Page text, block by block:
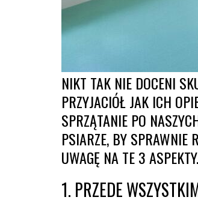
NIKT TAK NIE DOCENI
PRZYJACIÓŁ JAK ICH
SPRZĄTANIE PO
PSIARZE, BY SPRAWNIE
UWAGĘ NA TE 3 ASPEKTY.
1. PRZEDE